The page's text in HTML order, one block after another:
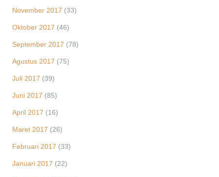
November 2017 (33)
Oktober 2017 (46)
September 2017 (78)
Agustus 2017 (75)
Juli 2017 (39)
Juni 2017 (85)
April 2017 (16)
Maret 2017 (26)
Februari 2017 (33)
Januari 2017 (22)